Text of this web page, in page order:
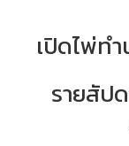
เปิดไพ่ท
รายสั